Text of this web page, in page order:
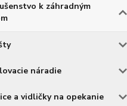
k záhradným
náradie
a vidličky na opekanie